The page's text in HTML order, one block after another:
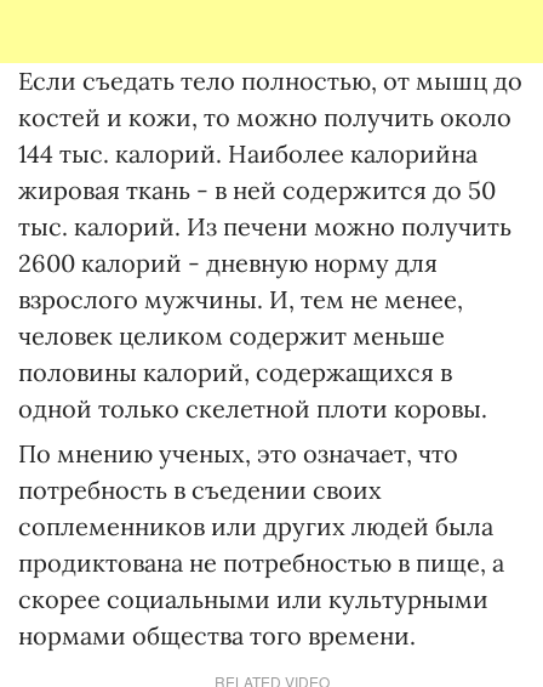
Если съедать тело полностью, от мышц до
костей и кожи, то можно получить около
144 тыс. калорий. Наиболее калорийна
жировая ткань - в ней содержится до 50
тыс. калорий. Из печени можно получить
2600 калорий - дневную норму для
взрослого мужчины. И, тем не менее,
человек целиком содержит меньше
половины калорий, содержащихся в
одной только скелетной плоти коровы.
По мнению ученых, это означает, что
потребность в съедении своих
соплеменников или других людей была
продиктована не потребностью в пище, а
скорее социальными или культурными
нормами общества того времени.
RELATED VIDEO